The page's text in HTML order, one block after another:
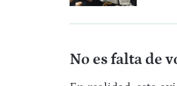
No es falta de